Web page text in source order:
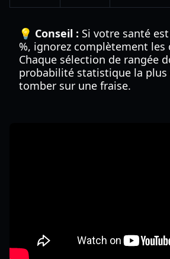
💡 Conseil : Si votre santé
%, ignorez complètement les
Chaque sélection de rangée
probabilité statistique la plus
tomber sur une fraise.